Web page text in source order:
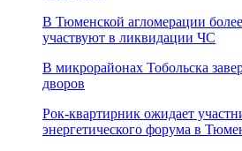
В Тюменской агломерации более
участвуют в ликвидации ЧС
В микрорайонах Тобольска
дворов
Рок-квартирник ожидает
энергетического форума в